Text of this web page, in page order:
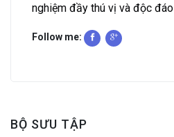
nghiệm đầy thú vị và độc đáo
Follow me:
BỘ SƯU TẬP